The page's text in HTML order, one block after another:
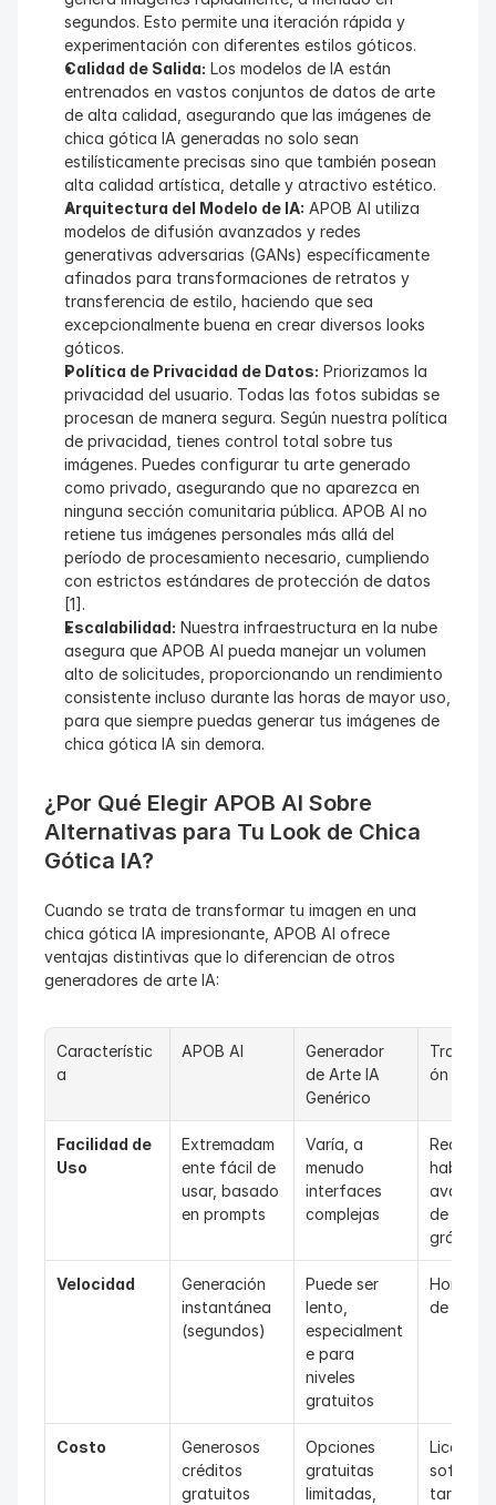
segundos. Esto permite una iteración rápida y
experimentación con diferentes estilos góticos.
Calidad de Salida: Los modelos de IA están
entrenados en vastos conjuntos de datos de arte
de alta calidad, asegurando que las imágenes de
chica gótica IA generadas no solo sean
estilísticamente precisas sino que también posean
alta calidad artística, detalle y atractivo estético.
Arquitectura del Modelo de IA: APOB AI utiliza
modelos de difusión avanzados y redes
generativas adversarias (GANs) específicamente
afinados para transformaciones de retratos y
transferencia de estilo, haciendo que sea
excepcionalmente buena en crear diversos looks
góticos.
Política de Privacidad de Datos: Priorizamos la
privacidad del usuario. Todas las fotos subidas se
procesan de manera segura. Según nuestra política
de privacidad, tienes control total sobre tus
imágenes. Puedes configurar tu arte generado
como privado, asegurando que no aparezca en
ninguna sección comunitaria pública. APOB AI no
retiene tus imágenes personales más allá del
período de procesamiento necesario, cumpliendo
con estrictos estándares de protección de datos
[1].
Escalabilidad: Nuestra infraestructura en la nube
asegura que APOB AI pueda manejar un volumen
alto de solicitudes, proporcionando un rendimiento
consistente incluso durante las horas de mayor uso,
para que siempre puedas generar tus imágenes de
chica gótica IA sin demora.
¿Por Qué Elegir APOB AI Sobre
Alternativas para Tu Look de Chica
Gótica IA?
Cuando se trata de transformar tu imagen en una
chica gótica IA impresionante, APOB AI ofrece
ventajas distintivas que lo diferencian de otros
generadores de arte IA:
Característic
a
APOB AI
Generador
de Arte IA
Genérico
ón
Facilidad de
Uso
Extremadam
ente fácil de
usar, basado
en prompts
Varía, a
menudo
interfaces
complejas
Requiere
de
gráfico
Velocidad
Generación
instantánea
(segundos)
Puede ser
lento,
especialment
e para
niveles
gratuitos
Horas a
de
Costo
Generosos
créditos
gratuitos
Opciones
gratuitas
limitadas,
tarifas